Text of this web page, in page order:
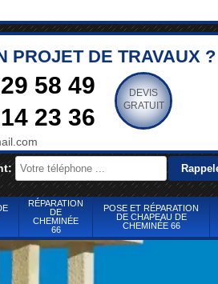
PROJET DE TRAVAUX ?
58 49
23 36
DEVIS
GRATUIT
RÉPARATION
DE
CHEMINÉE
66
POSE ET RÉPARATION
DE CHAPEAU DE
CHEMINÉE 66